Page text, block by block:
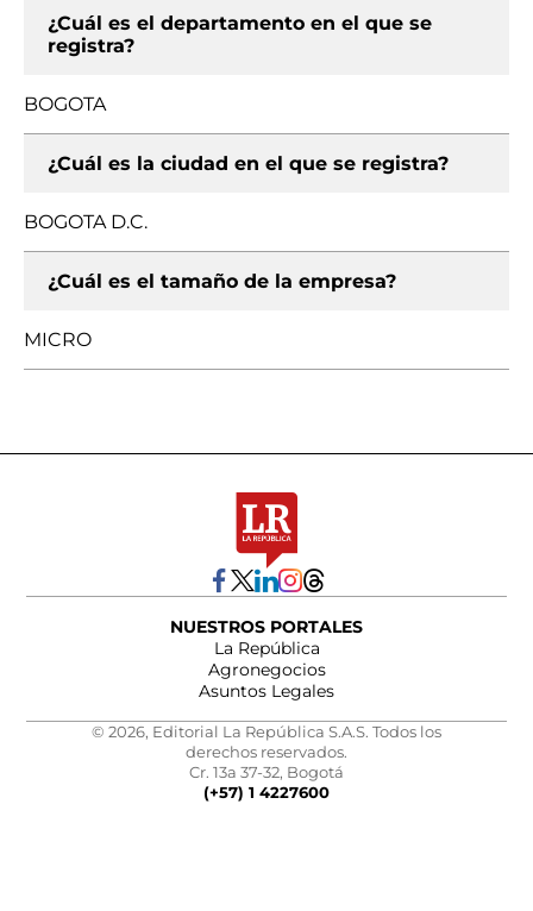
¿Cuál es el departamento en el que se
registra?
BOGOTA
¿Cuál es la ciudad en el que se registra?
BOGOTA D.C.
¿Cuál es el tamaño de la empresa?
MICRO
NUESTROS PORTALES
La República
Agronegocios
Asuntos Legales
© 2026, Editorial La República S.A.S. Todos los
derechos reservados.
Cr. 13a 37-32, Bogotá
(+57) 1 4227600